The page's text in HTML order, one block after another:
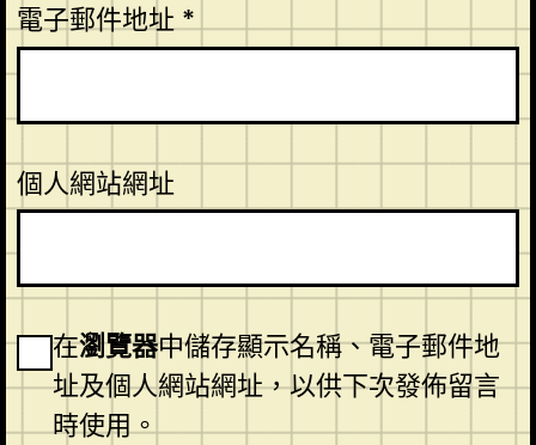
電子郵件地址*
個人網站網址
在瀏覽器中儲存顯示名稱、電子郵件地
址及個人網站網址，以供下次發佈留言
時使用。